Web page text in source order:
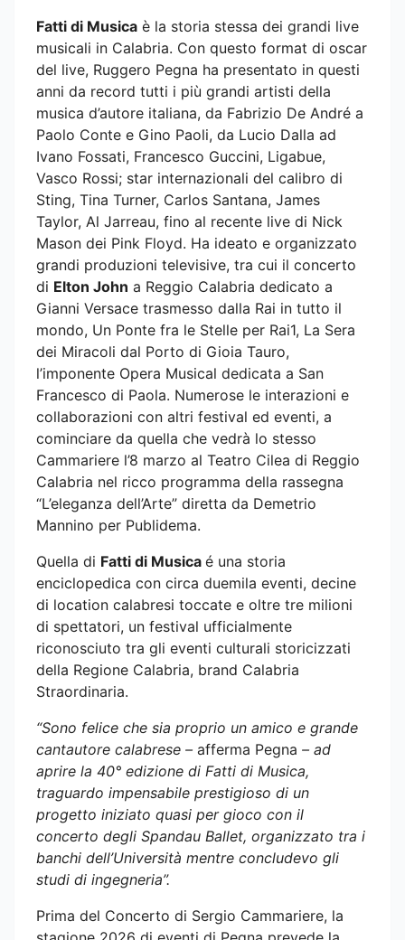
Fatti di Musica è la storia stessa dei grandi live
musicali in Calabria. Con questo format di oscar
del live, Ruggero Pegna ha presentato in questi
anni da record tutti i più grandi artisti della
musica d’autore italiana, da Fabrizio De André a
Paolo Conte e Gino Paoli, da Lucio Dalla ad
Ivano Fossati, Francesco Guccini, Ligabue,
Vasco Rossi; star internazionali del calibro di
Sting, Tina Turner, Carlos Santana, James
Taylor, Al Jarreau, fino al recente live di Nick
Mason dei Pink Floyd. Ha ideato e organizzato
grandi produzioni televisive, tra cui il concerto
di Elton John a Reggio Calabria dedicato a
Gianni Versace trasmesso dalla Rai in tutto il
mondo, Un Ponte fra le Stelle per Rai1, La Sera
dei Miracoli dal Porto di Gioia Tauro,
l’imponente Opera Musical dedicata a San
Francesco di Paola. Numerose le interazioni e
collaborazioni con altri festival ed eventi, a
cominciare da quella che vedrà lo stesso
Cammariere l’8 marzo al Teatro Cilea di Reggio
Calabria nel ricco programma della rassegna
“L’eleganza dell’Arte” diretta da Demetrio
Mannino per Publidema.
Quella di Fatti di Musica é una storia
enciclopedica con circa duemila eventi, decine
di location calabresi toccate e oltre tre milioni
di spettatori, un festival ufficialmente
riconosciuto tra gli eventi culturali storicizzati
della Regione Calabria, brand Calabria
Straordinaria.
“Sono felice che sia proprio un amico e grande
cantautore calabrese – afferma Pegna – ad
aprire la 40° edizione di Fatti di Musica,
traguardo impensabile prestigioso di un
progetto iniziato quasi per gioco con il
concerto degli Spandau Ballet, organizzato tra i
banchi dell’Università mentre concludevo gli
studi di ingegneria”.
Prima del Concerto di Sergio Cammariere, la